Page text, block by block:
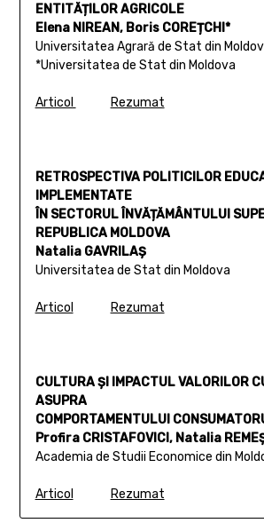
ENTITĂȚILOR AGRICOLE
Elena NIREAN, Boris COREȚCHI*
Universitatea Agrară de Stat din
*Universitatea de Stat din Moldova
Articol Rezumat
RETROSPECTIVA POLITICILOR
IMPLEMENTATE
ÎN SECTORUL ÎNVĂȚĂMÂNTULUI
REPUBLICA MOLDOVA
Natalia GAVRILAȘ
Universitatea de Stat din Moldova
Articol Rezumat
CULTURA ȘI IMPACTUL VALORILOR
ASUPRA
COMPORTAMENTULUI
Profira CRISTAFOVICI, Natalia
Academia de Studii Economice din
Articol Rezumat